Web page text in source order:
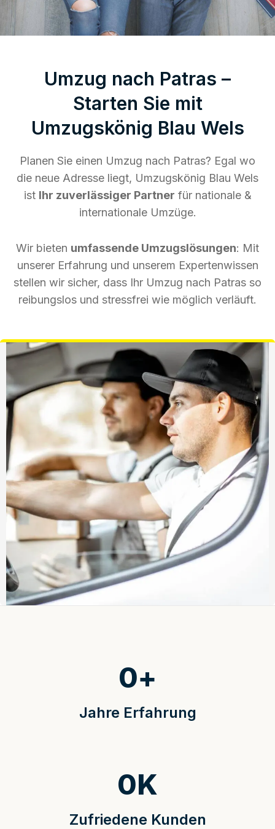
Umzug nach Patras –
Starten Sie mit
Umzugskönig Blau Wels
Planen Sie einen Umzug nach Patras? Egal wo
die neue Adresse liegt, Umzugskönig Blau Wels
ist Ihr zuverlässiger Partner für nationale &
internationale Umzüge.
Wir bieten umfassende Umzugslösungen: Mit
unserer Erfahrung und unserem Expertenwissen
stellen wir sicher, dass Ihr Umzug nach Patras so
reibungslos und stressfrei wie möglich verläuft.
Jahre Erfahrung
0+
Zufriedene Kunden
0K